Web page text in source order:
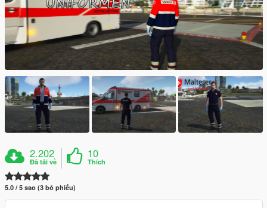
2.202
Đã tải về
10
Thích
5.0 / 5 sao (3 bỏ phiếu)